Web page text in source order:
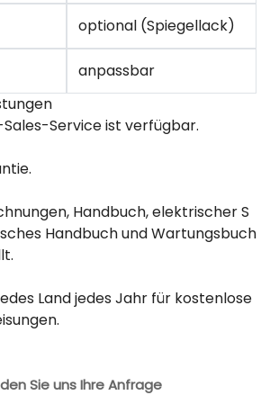
optional (Spiegellack)
anpassbar
Service ist verfügbar.
Handbuch, elektrischer S
Handbuch und Wartungsbuch
Land jedes Jahr für kostenlose
Sie uns Ihre Anfrage